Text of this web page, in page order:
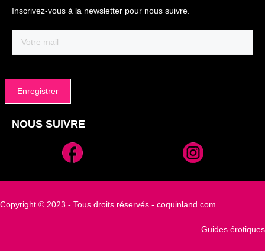
Inscrivez-vous à la newsletter pour nous suivre.
Alternative:
NOUS SUIVRE
Copyright © 2023 - Tous droits réservés - coquinland.com
Guides érotiques